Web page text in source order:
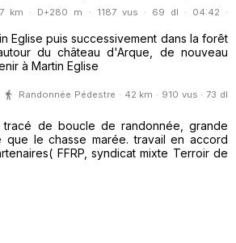
km · D+280 m · 1187 vus · 69 dl · 04:42 ·
Eglise puis successivement dans la forêt
du château d'Arque, de nouveau
à Martin Eglise
Randonnée Pédestre · 42 km · 910 vus · 73 dl
de boucle de randonnée, grande
que le chasse marée. travail en accord
FFRP, syndicat mixte Terroir de